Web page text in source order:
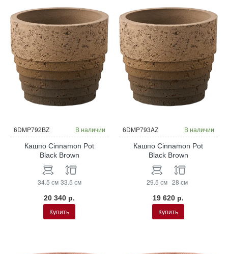
6DMP792BZ В наличии
Кашпо Cinnamon Pot
Black Brown
34.5 см 33.5 см
20 340 р.
Купить
6DMP793AZ В наличии
Кашпо Cinnamon Pot
Black Brown
29.5 см 28 см
19 620 р.
Купить